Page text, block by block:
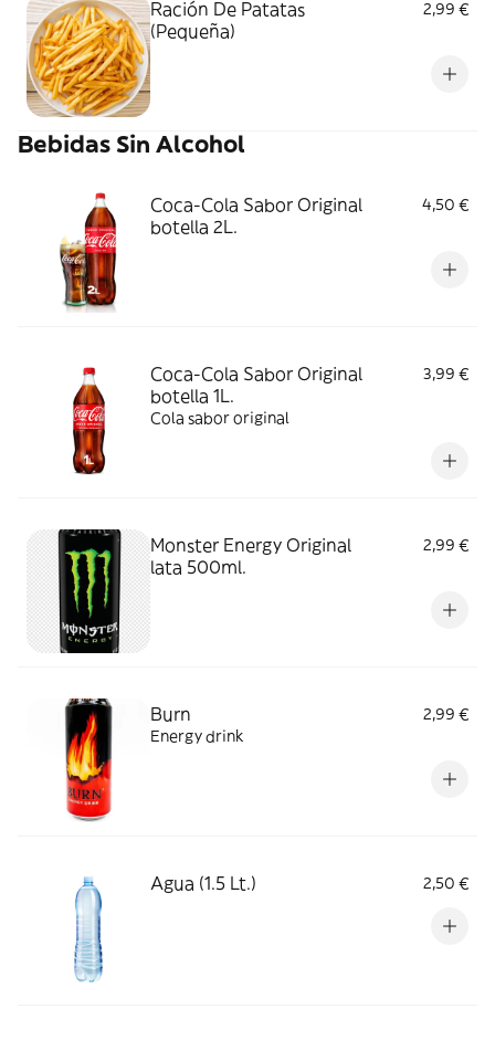
Ración De Patatas
(Pequeña)
2,99 €
Bebidas Sin Alcohol
Coca-Cola Sabor Original
botella 2L.
4,50 €
Coca-Cola Sabor Original
botella 1L.
3,99 €
Cola sabor original
Monster Energy Original
lata 500ml.
2,99 €
Burn
2,99 €
Energy drink
Agua (1.5 Lt.) 2,50 €